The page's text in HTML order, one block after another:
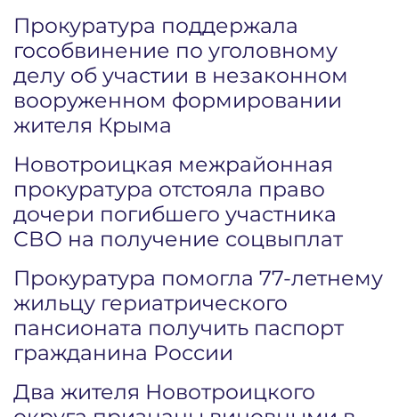
Прокуратура поддержала
гособвинение по уголовному
делу об участии в незаконном
вооруженном формировании
жителя Крыма
Новотроицкая межрайонная
прокуратура отстояла право
дочери погибшего участника
СВО на получение соцвыплат
Прокуратура помогла 77-летнему
жильцу гериатрического
пансионата получить паспорт
гражданина России
Два жителя Новотроицкого